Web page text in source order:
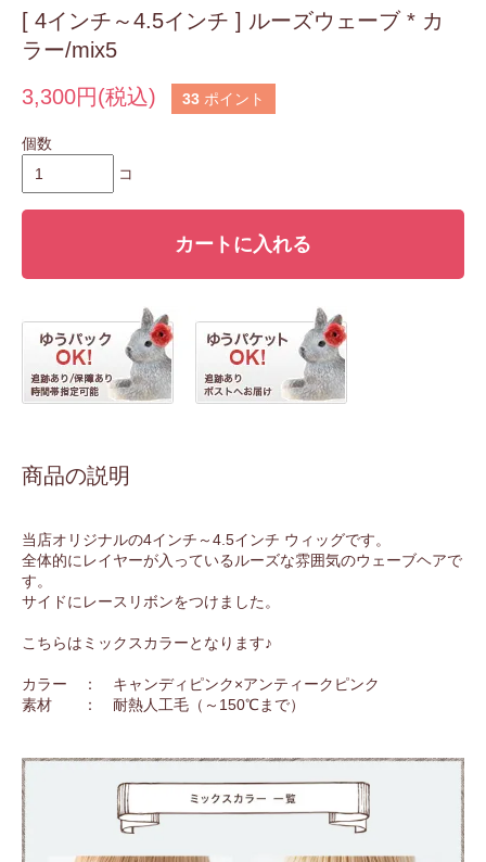
[ 4インチ～4.5インチ ] ルーズウェーブ * カ
ラー/mix5
3,300円(税込)
33 ポイント
個数
コ
カートに入れる
商品の説明
当店オリジナルの4インチ～4.5インチ ウィッグです。
全体的にレイヤーが入っているルーズな雰囲気のウェーブヘアで
す。
サイドにレースリボンをつけました。
こちらはミックスカラーとなります♪
カラー ： キャンディピンク×アンティークピンク
素材 ： 耐熱人工毛（～150℃まで）